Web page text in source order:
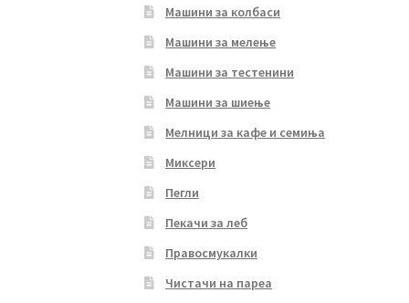
Машини за колбаси
Машини за мелење
Машини за тестенини
Машини за шиење
Мелници за кафе и семиња
Миксери
Пегли
Пекачи за леб
Правосмукалки
Чистачи на пареа